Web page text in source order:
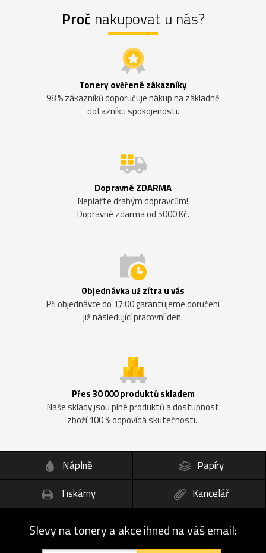
Proč nakupovat u nás?
Tonery ověřené zákazníky
98 % zákazníků doporučuje nákup na základně
dotazníku spokojenosti.
Dopravné ZDARMA
Neplaťte drahým dopravcům!
Dopravné zdarma od 5000 Kč.
Objednávka už zítra u vás
Při objednávce do 17:00 garantujeme doručení
již následující pracovní den.
Přes 30 000 produktů skladem
Naše sklady jsou plné produktů a dostupnost
zboží 100 % odpovídá skutečnosti.
Náplně
Papíry
Tiskárny
Kancelář
Slevy na tonery a akce ihned na váš email: